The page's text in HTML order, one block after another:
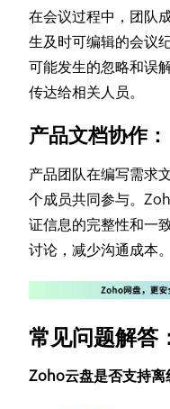
在会议过程中，团队
生及时可编辑的会议
可能发生的忽略和误
传达给相关人员。
产品文档协作：
产品团队在编写需求
个成员共同参与。
证信息的完整性和一
讨论，减少沟通成本。
常见问题解答
Zoho云盘是否支持离